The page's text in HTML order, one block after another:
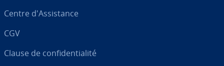
Centre d'As­sis­tance
CGV
Clause de con­fi­den­tia­lité